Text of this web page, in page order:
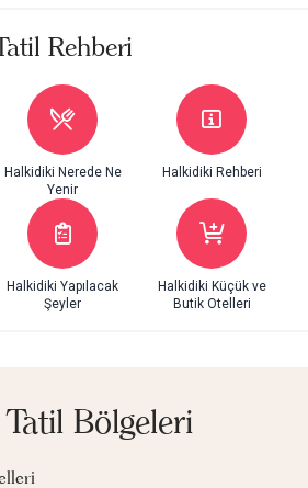
Rehberi
Halkidiki Nerede Ne
Yenir
Halkidiki Rehberi
Halkidiki Yapılacak
Şeyler
Halkidiki Küçük ve
Butik Otelleri
Bölgeleri